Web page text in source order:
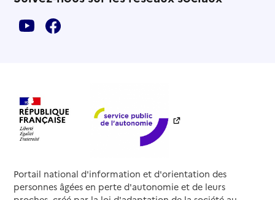
Portail national d'information et d'orientation des
personnes âgées en perte d'autonomie et de leurs